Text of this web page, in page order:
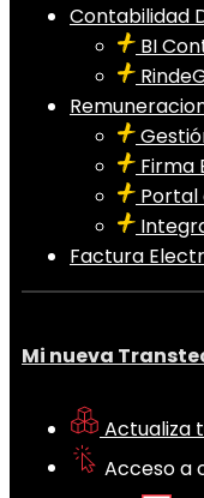
Contabilidad
BI
Firma
Portal
Factura
Mi nueva
Actualiza
Acceso a